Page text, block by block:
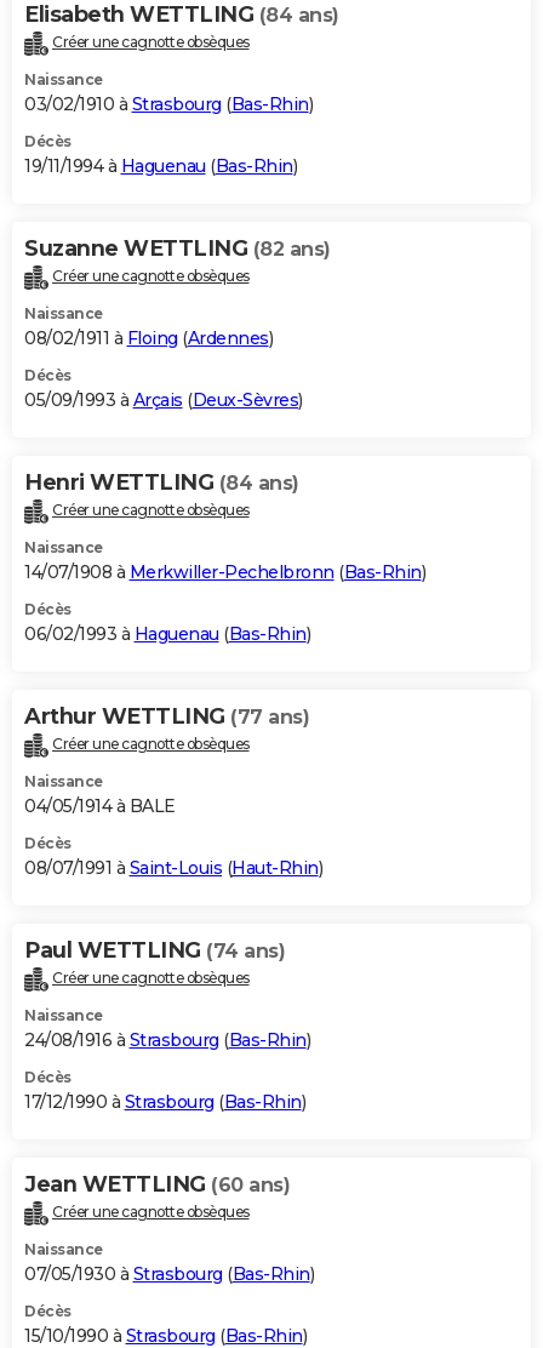
Elisabeth WETTLING (84 ans)
Créer une cagnotte obsèques
Naissance
03/02/1910 à Strasbourg (Bas-Rhin)
Décès
19/11/1994 à Haguenau (Bas-Rhin)
Suzanne WETTLING (82 ans)
Créer une cagnotte obsèques
Naissance
08/02/1911 à Floing (Ardennes)
Décès
05/09/1993 à Arçais (Deux-Sèvres)
Henri WETTLING (84 ans)
Créer une cagnotte obsèques
Naissance
14/07/1908 à Merkwiller-Pechelbronn (Bas-Rhin)
Décès
06/02/1993 à Haguenau (Bas-Rhin)
Arthur WETTLING (77 ans)
Créer une cagnotte obsèques
Naissance
04/05/1914 à BALE
Décès
08/07/1991 à Saint-Louis (Haut-Rhin)
Paul WETTLING (74 ans)
Créer une cagnotte obsèques
Naissance
24/08/1916 à Strasbourg (Bas-Rhin)
Décès
17/12/1990 à Strasbourg (Bas-Rhin)
Jean WETTLING (60 ans)
Créer une cagnotte obsèques
Naissance
07/05/1930 à Strasbourg (Bas-Rhin)
Décès
15/10/1990 à Strasbourg (Bas-Rhin)